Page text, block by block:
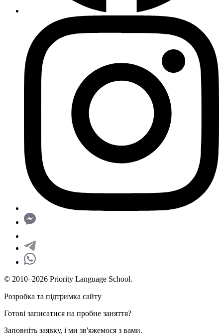
© 2010–2026 Priority Language School.
Розробка та підтримка сайту
Готові записатися на пробне заняття?
Заповніть заявку, і ми зв'яжемося з вами.